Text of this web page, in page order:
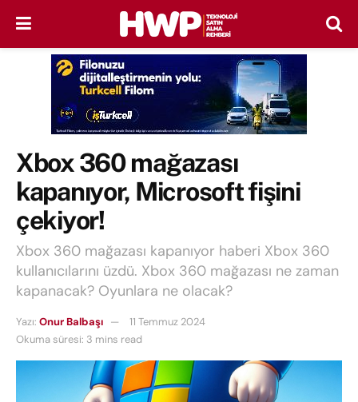
Xbox 360 mağazası
kapanıyor, Microsoft fişini
çekiyor!
Xbox 360 mağazası kapanıyor haberi Xbox 360
kullanıcılarını üzdü. Xbox 360 mağazası ne zaman
kapanacak? Oyunlara ne olacak?
Yazı: Onur Balbaşı
11 Temmuz 2024
Okuma süresi: 3 mins read